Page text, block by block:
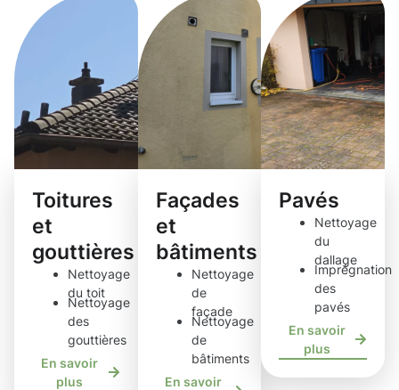
Toitures
et
gouttières
Nettoyage
du toit
Nettoyage
des
gouttières
En savoir
plus
Façades
et
bâtiments
Nettoyage
de
façade
Nettoyage
de
bâtiments
En savoir
Pavés
Nettoyage
du
dallage
Imprégnation
des
pavés
En savoir
plus